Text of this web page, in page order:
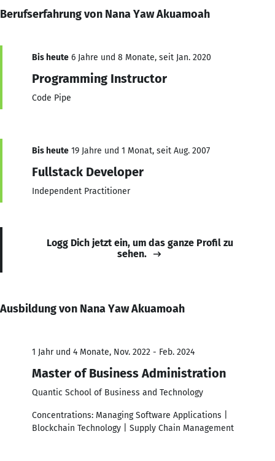
Berufserfahrung von Nana Yaw Akuamoah
Bis heute 6 Jahre und 8 Monate, seit Jan. 2020
Programming Instructor
Code Pipe
Bis heute 19 Jahre und 1 Monat, seit Aug. 2007
Fullstack Developer
Independent Practitioner
Logg Dich jetzt ein, um das ganze Profil zu
sehen.
Ausbildung von Nana Yaw Akuamoah
1 Jahr und 4 Monate, Nov. 2022 - Feb. 2024
Master of Business Administration
Quantic School of Business and Technology
Concentrations: Managing Software Applications |
Blockchain Technology | Supply Chain Management